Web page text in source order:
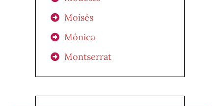
Moisés
Mónica
Montserrat